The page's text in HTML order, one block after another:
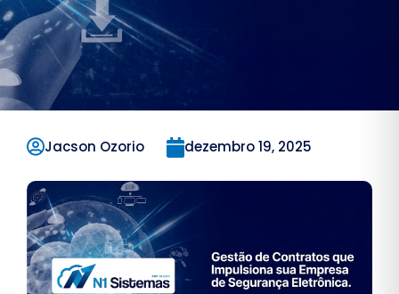
Jacson Ozorio dezembro 19, 2025